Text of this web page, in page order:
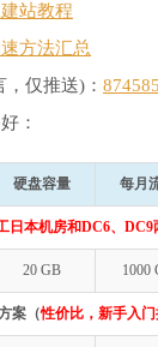
站教程
方法汇总
仅推送)：
：
硬盘容量 每月
本机房和DC6、
20 GB 1000
案（性价比，新手入